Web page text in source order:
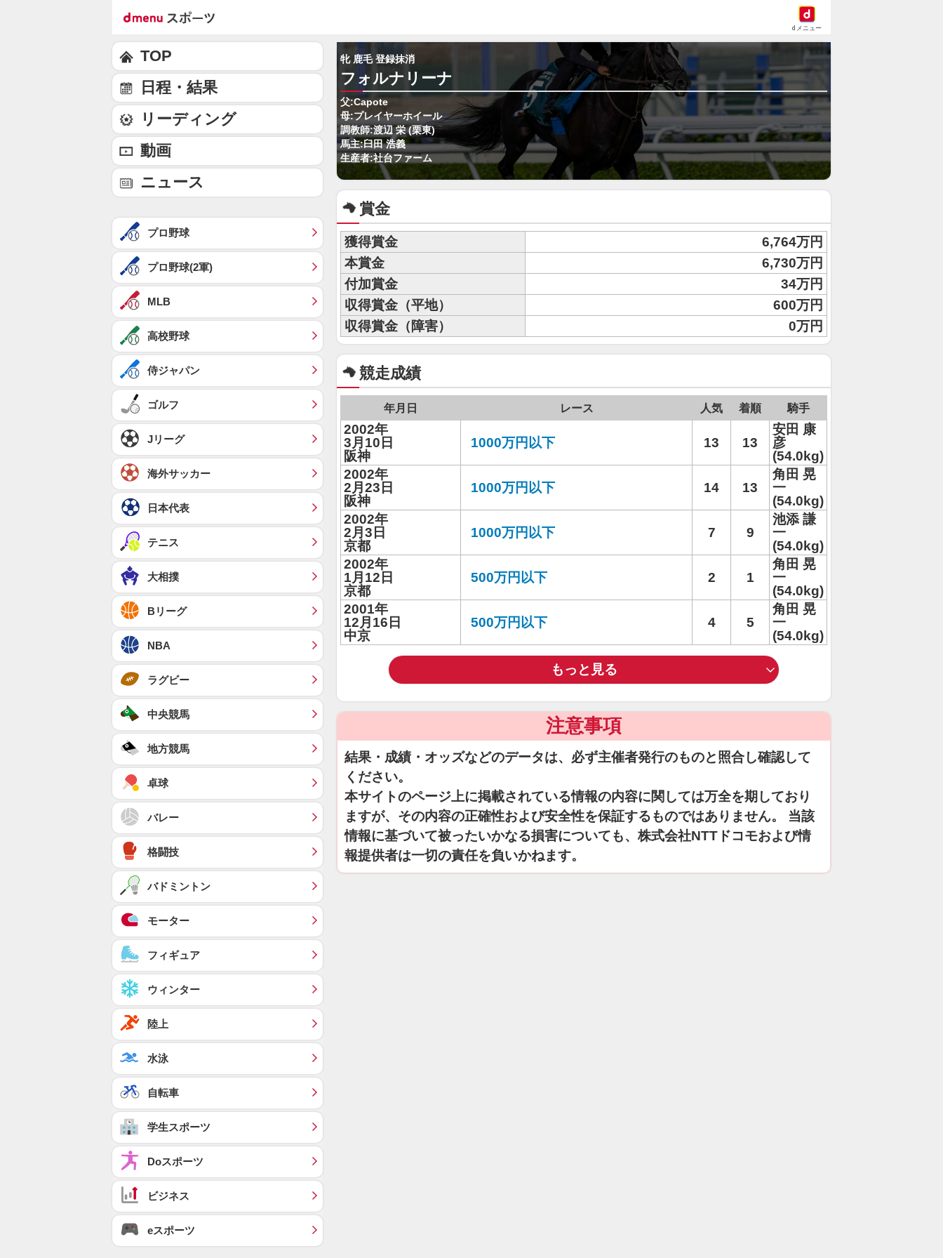
dメニュー
牝 鹿毛 登録抹消
フォルナリーナ
父:Capote
母:プレイヤーホイール
調教師:渡辺 栄 (栗東)
馬主:臼田 浩義
生産者:社台ファーム
賞金
獲得賞金
6,764万円
本賞金
6,730万円
付加賞金
34万円
収得賞金（平地）
600万円
収得賞金（障害）
0万円
競走成績
年月日 レース 人気 着順 騎手
2002年
3月10日
阪神
1000万円以下 13 13
安田 康
彦
(54.0kg)
2002年
2月23日
阪神
1000万円以下 14 13
角田 晃
一
(54.0kg)
2002年
2月3日
京都
1000万円以下 7 9
池添 謙
一
(54.0kg)
2002年
1月12日
京都
500万円以下 2 1
角田 晃
一
(54.0kg)
2001年
12月16日
中京
500万円以下 4 5
角田 晃
一
(54.0kg)
もっと見る
注意事項
結果・成績・オッズなどのデータは、必ず主催者発行のものと照合し確認して
ください。
本サイトのページ上に掲載されている情報の内容に関しては万全を期しており
ますが、その内容の正確性および安全性を保証するものではありません。 当該
情報に基づいて被ったいかなる損害についても、株式会社NTTドコモおよび情
報提供者は一切の責任を負いかねます。
TOP
日程・結果
リーディング
動画
ニュース
プロ野球
プロ野球(2軍)
MLB
高校野球
侍ジャパン
ゴルフ
Jリーグ
海外サッカー
日本代表
テニス
大相撲
Bリーグ
NBA
ラグビー
中央競馬
地方競馬
卓球
バレー
格闘技
バドミントン
モーター
フィギュア
ウィンター
陸上
水泳
自転車
学生スポーツ
Doスポーツ
ビジネス
eスポーツ